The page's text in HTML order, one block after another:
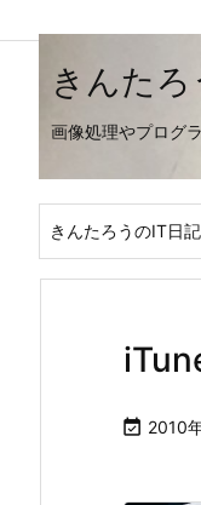
きんた
画像処理やプログ
きんたろうのIT日記
 2010